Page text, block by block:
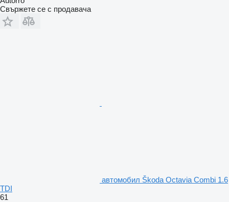
Свържете се с продавача
автомобил Škoda Octavia Combi 1.6
TDI
61